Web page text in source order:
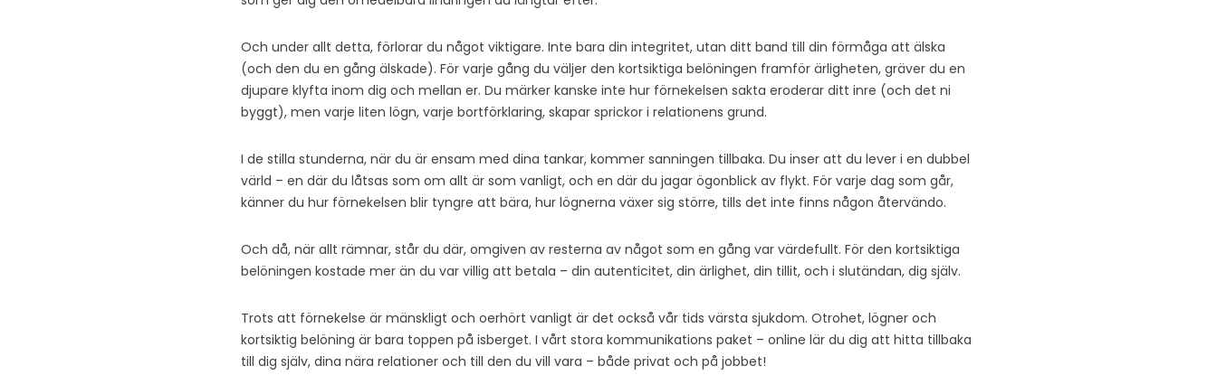
Och under allt detta, förlorar du något viktigare. Inte bara din integritet, utan ditt band till din förmåga att älska
(och den du en gång älskade). För varje gång du väljer den kortsiktiga belöningen framför ärligheten, gräver du en
djupare klyfta inom dig och mellan er. Du märker kanske inte hur förnekelsen sakta eroderar ditt inre (och det ni
byggt), men varje liten lögn, varje bortförklaring, skapar sprickor i relationens grund.
I de stilla stunderna, när du är ensam med dina tankar, kommer sanningen tillbaka. Du inser att du lever i en dubbel
värld – en där du låtsas som om allt är som vanligt, och en där du jagar ögonblick av flykt. För varje dag som går,
känner du hur förnekelsen blir tyngre att bära, hur lögnerna växer sig större, tills det inte finns någon återvändo.
Och då, när allt rämnar, står du där, omgiven av resterna av något som en gång var värdefullt. För den kortsiktiga
belöningen kostade mer än du var villig att betala – din autenticitet, din ärlighet, din tillit, och i slutändan, dig själv.
Trots att förnekelse är mänskligt och oerhört vanligt är det också vår tids värsta sjukdom. Otrohet, lögner och
kortsiktig belöning är bara toppen på isberget. I vårt stora kommunikations paket – online lär du dig att hitta tillbaka
till dig själv, dina nära relationer och till den du vill vara – både privat och på jobbet!